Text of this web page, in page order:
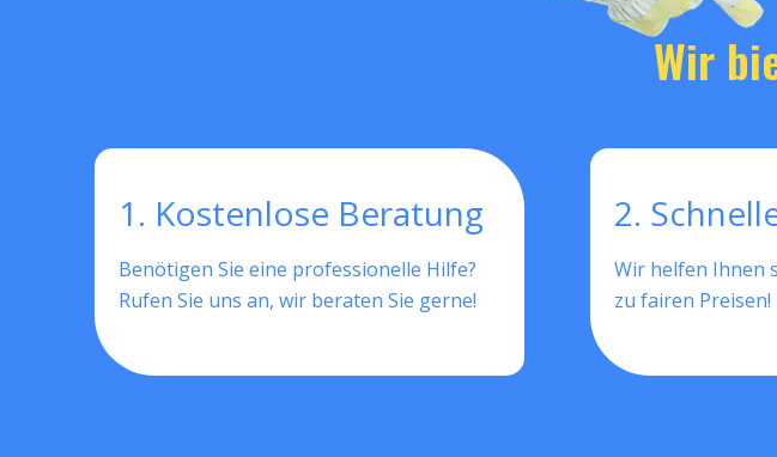
Wir
1. Kostenlose Beratung
Benötigen Sie eine professionelle Hilfe?
Rufen Sie uns an, wir beraten Sie gerne!
2.
Wir helfen Ihnen
zu fairen Preisen!